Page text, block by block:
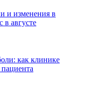
и изменения в
в августе
как клинике